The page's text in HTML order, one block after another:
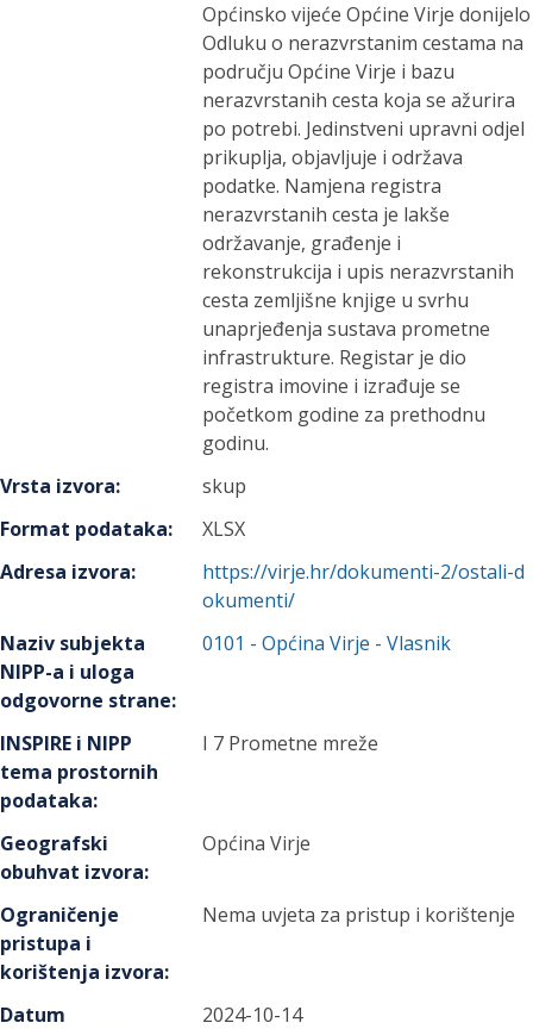
Općinsko vijeće Općine Virje donijelo
Odluku o nerazvrstanim cestama na
području Općine Virje i bazu
nerazvrstanih cesta koja se ažurira
po potrebi. Jedinstveni upravni odjel
prikuplja, objavljuje i održava
podatke. Namjena registra
nerazvrstanih cesta je lakše
održavanje, građenje i
rekonstrukcija i upis nerazvrstanih
cesta zemljišne knjige u svrhu
unaprjeđenja sustava prometne
infrastrukture. Registar je dio
registra imovine i izrađuje se
početkom godine za prethodnu
godinu.
Vrsta izvora:
skup
Format podataka:
XLSX
Adresa izvora:
https://virje.hr/dokumenti-2/ostali-d
okumenti/
Naziv subjekta
NIPP-a i uloga
odgovorne strane:
0101 -Općina Virje - Vlasnik
INSPIRE i NIPP
tema prostornih
podataka:
I 7 Prometne mreže
Geografski
obuhvat izvora:
Općina Virje
Ograničenje
pristupa i
korištenja izvora:
Nema uvjeta za pristup i korištenje
Datum
2024-10-14